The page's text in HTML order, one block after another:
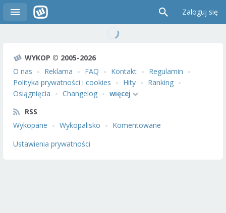
Zaloguj się
WYKOP © 2005-2026
O nas
Reklama FAQ Kontakt
Regulamin
Polityka prywatności i cookies
Hity
Ranking
Osiągnięcia
Changelog
więcej
RSS
Wykopane
Wykopalisko
Komentowane
Ustawienia prywatności